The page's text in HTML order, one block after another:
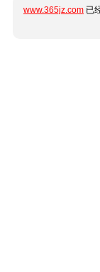
www.365jz.com 已